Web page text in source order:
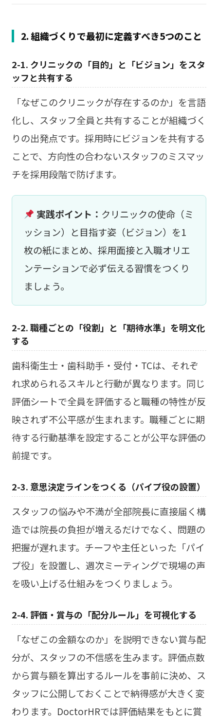
2. 組織づくりで最初に定義すべき5つのこと
2-1. クリニックの「目的」と「ビジョン」をスタ
ッフと共有する
「なぜこのクリニックが存在するのか」を言語
化し、スタッフ全員と共有することが組織づく
りの出発点です。採用時にビジョンを共有する
ことで、方向性の合わないスタッフのミスマッ
チを採用段階で防げます。
実践ポイント： クリニックの使命（ミ
ッション）と目指す姿（ビジョン）を1
枚の紙にまとめ、採用面接と入職オリエ
ンテーションで必ず伝える習慣をつくり
ましょう。
2-2. 職種ごとの「役割」と「期待水準」を明文化
する
歯科衛生士・歯科助手・受付・TCは、それぞ
れ求められるスキルと行動が異なります。同じ
評価シートで全員を評価すると職種の特性が反
映されず不公平感が生まれます。職種ごとに期
待する行動基準を設定することが公平な評価の
前提です。
2-3. 意思決定ラインをつくる（パイプ役の設置）
スタッフの悩みや不満が全部院長に直接届く構
造では院長の負担が増えるだけでなく、問題の
把握が遅れます。チーフや主任といった「パイ
プ役」を設置し、週次ミーティングで現場の声
を吸い上げる仕組みをつくりましょう。
2-4. 評価・賞与の「配分ルール」を可視化する
「なぜこの金額なのか」を説明できない賞与配
分が、スタッフの不信感を生みます。評価点数
から賞与額を算出するルールを事前に決め、ス
タッフに公開しておくことで納得感が大きく変
わります。DoctorHRでは評価結果をもとに賞